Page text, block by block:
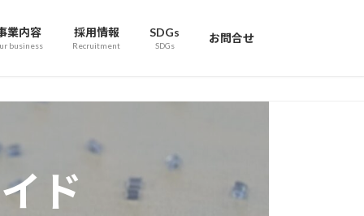
業内容
business
採用情報
Recruitment
SDGs
SDGs
お問合せ
ド